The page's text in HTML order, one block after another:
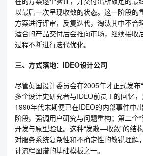
以最后一次呈现收敛的状态。这一阶段的
方案进行评审，反复迭代，淘汰其中不合
适合的产品交付后会推向市场，继续接收
过程不断进行迭代优化。
三、方式落地：IDEO设计公司
尽管英国设计委员会在2005年才正式发布
多个设计史研究者与IDEO前员工的回忆
1990年代末期便已在IDEO的内部事件中
阶段，强调用户研究与问题重构；第二个
开发与原型验证。这种“发散—收敛”的结
对服务系统复杂性和不确定性的敏锐理解
计流程图谱的基础模板之一。